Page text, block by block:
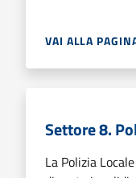
VAI ALLA
Settore 8.
La Polizia